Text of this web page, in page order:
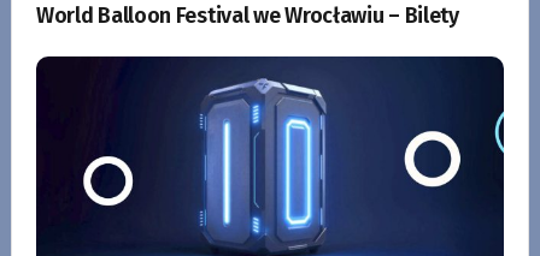
World Balloon Festival we Wrocławiu – Bilety